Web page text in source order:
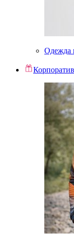
Одежда